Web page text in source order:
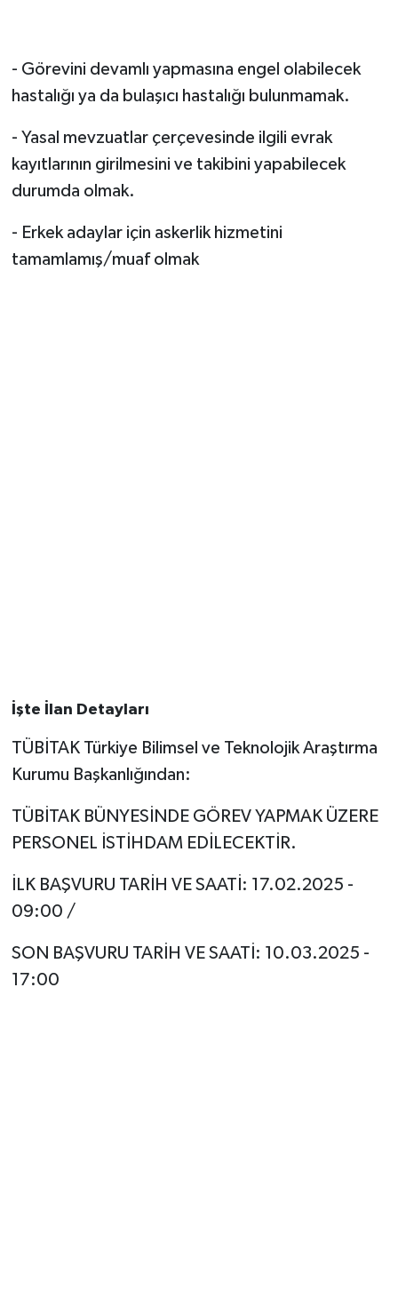
- Görevini devamlı yapmasına engel olabilecek
hastalığı ya da bulaşıcı hastalığı bulunmamak.
- Yasal mevzuatlar çerçevesinde ilgili evrak
kayıtlarının girilmesini ve takibini yapabilecek
durumda olmak.
- Erkek adaylar için askerlik hizmetini
tamamlamış/muaf olmak
İşte İlan Detayları
TÜBİTAK Türkiye Bilimsel ve Teknolojik Araştırma
Kurumu Başkanlığından:
TÜBİTAK BÜNYESİNDE GÖREV YAPMAK ÜZERE
PERSONEL İSTİHDAM EDİLECEKTİR.
İLK BAŞVURU TARİH VE SAATİ: 17.02.2025 -
09:00 /
SON BAŞVURU TARİH VE SAATİ: 10.03.2025 -
17:00